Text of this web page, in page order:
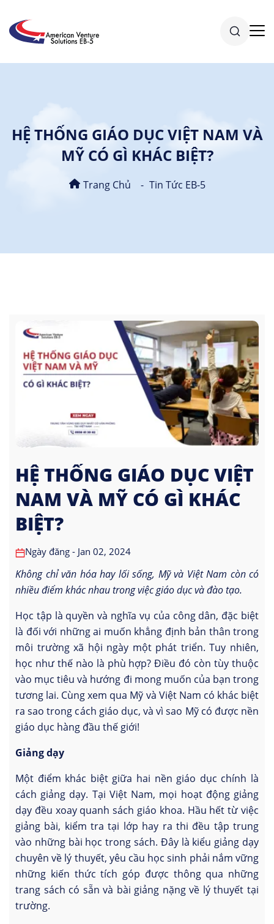
HỆ THỐNG GIÁO DỤC VIỆT NAM VÀ
MỸ CÓ GÌ KHÁC BIỆT?
Trang Chủ Tin Tức EB-5
HỆ THỐNG GIÁO DỤC VIỆT
NAM VÀ MỸ CÓ GÌ KHÁC
BIỆT?
Ngày đăng - Jan 02, 2024
Không chỉ văn hóa hay lối sống, Mỹ và Việt Nam còn có
nhiều điểm khác nhau trong việc giáo dục và đào tạo.
Học tập là quyền và nghĩa vụ của công dân, đặc biệt
là đối với những ai muốn khẳng định bản thân trong
môi trường xã hội ngày một phát triển. Tuy nhiên,
học như thế nào là phù hợp? Điều đó còn tùy thuộc
vào mục tiêu và hướng đi mong muốn của bạn trong
tương lai. Cùng xem qua Mỹ và Việt Nam có khác biệt
ra sao trong cách giáo dục, và vì sao Mỹ có được nền
giáo dục hàng đầu thế giới!
Giảng dạy
Một điểm khác biệt giữa hai nền giáo dục chính là
cách giảng dạy. Tại Việt Nam, mọi hoạt động giảng
dạy đều xoay quanh sách giáo khoa. Hầu hết từ việc
giảng bài, kiểm tra tại lớp hay ra thi đều tập trung
vào những bài học trong sách. Đây là kiểu giảng dạy
chuyên về lý thuyết, yêu cầu học sinh phải nắm vững
những kiến thức tích góp được thông qua những
trang sách có sẵn và bài giảng nặng về lý thuyết tại
trường.